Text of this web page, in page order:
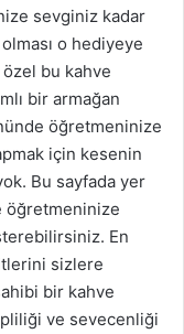
sevginiz kadar
o hediyeye
bu kahve
bir armağan
öğretmeninize
için kesenin
Bu sayfada yer
öğretmeninize
En
sizlere
bir kahve
ve sevecenliği